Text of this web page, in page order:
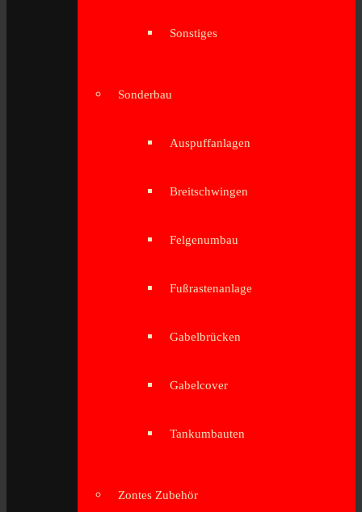
Sonstiges
Sonderbau
Auspuffanlagen
Breitschwingen
Felgenumbau
Fußrastenanlage
Gabelbrücken
Gabelcover
Tankumbauten
Zontes Zubehör